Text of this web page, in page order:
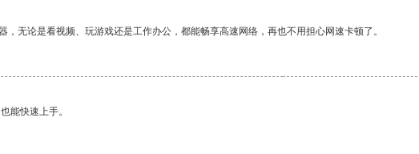
，无论是看视频、玩游戏还是工作办公，都能畅享高速网络，再也不用担心网速卡顿了。
能快速上手。